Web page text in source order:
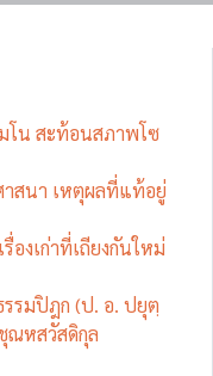
โน สะท้อนสภาพโซ
าสนา เหตุผลที่แท้อยู่
องเก่าที่เถียงกันใหม่
รมปิฎก (ป. อ. ปยุตฺ
ณหสวัสดิกุล